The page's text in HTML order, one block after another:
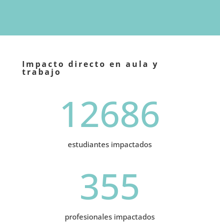
Impacto directo en aula y
trabajo
12686
estudiantes impactados
355
profesionales impactados